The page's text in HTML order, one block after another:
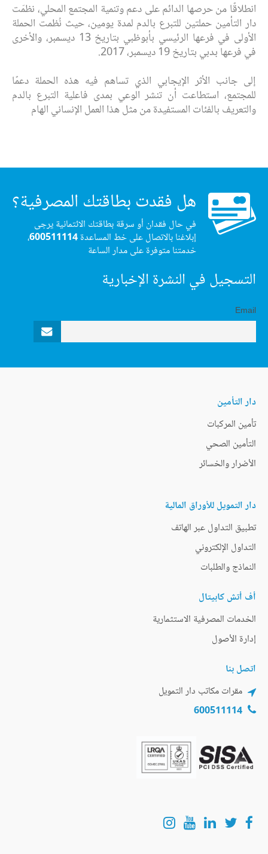
انطلاقًا من حرصها الدائم على دعم وتنمية المجتمع المحلي، نظمّت
دار التأمين حملتين للتبرع بالدم لمدة يومين، حيث نُظمت الحملة
الأولى في فرعها الرئيسي بأبوظبي بتاريخ 13 ديسمبر، والأخرى
في فرعها بدبي بتاريخ19 ديسمبر،2017.
إلى جانب الأثر الإيجابي الذي تساهم فيه هذه الحملة دعمًا
للمجتمع، استطاعت أن تنشر الوعي بمدى فاعلية التبرع بالدم
والتعريف بالفئات المستفيدة من مثل هذا العمل الإنساني الهام
هل فقدت بطاقتك المصرفية؟
في حال فقدان أو سرقة بطاقتك الائتمانية يرجى
إبلاغنا بالاتصال على خط المساعدة600511114،
خدمتنا متوفرة على مدار الساعة
التسجيل في النشرة الإخبارية
Email
دار التأمين
تأمين المركبات
التأمين الصحي
الأضرار والخسائر
دار التمويل للأوراق المالية
تطبيق التداول عبر الهاتف
التداول الإلكتروني
النماذج والطلبات
أف أتش كابيتال
الخدمات المصرفية الاستثمارية
إدارة الأصول
اتصل بنا
مقرات مكاتب دار التمويل
600511114